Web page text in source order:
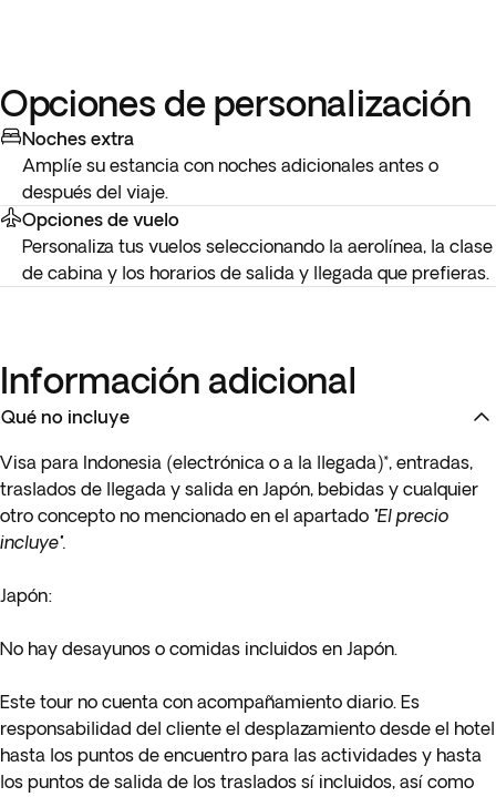
Opciones de personalización
Noches extra
Amplíe su estancia con noches adicionales antes o
después del viaje.
Opciones de vuelo
Personaliza tus vuelos seleccionando la aerolínea, la clase
de cabina y los horarios de salida y llegada que prefieras.
Información adicional
Qué no incluye
Visa para Indonesia (electrónica o a la llegada)*, entradas,
traslados de llegada y salida en Japón, bebidas y cualquier
otro concepto no mencionado en el apartado "El precio
incluye".
Japón:
No hay desayunos o comidas incluidos en Japón.
Este tour no cuenta con acompañamiento diario. Es
responsabilidad del cliente el desplazamiento desde el hotel
hasta los puntos de encuentro para las actividades y hasta
los puntos de salida de los traslados sí incluidos, así como